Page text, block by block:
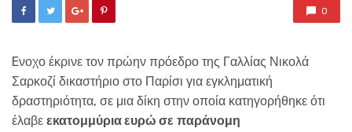
0
Eνοχο έκρινε τον πρώην πρόεδρο της Γαλλίας Νικολά
Σαρκοζί δικαστήριο στο Παρίσι για εγκληματική
δραστηριότητα, σε μια δίκη στην οποία κατηγορήθηκε ότι
έλαβε εκατομμύρια ευρώ σε παράνομη